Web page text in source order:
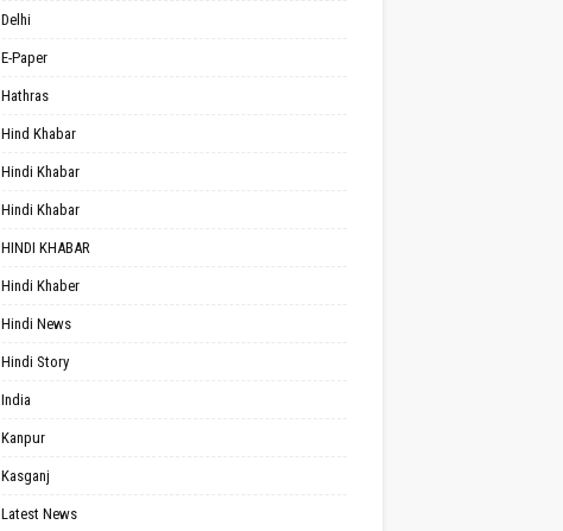
Delhi
E-Paper
Hathras
Hind Khabar
Hindi Khabar
Hindi Khabar
HINDI KHABAR
Hindi Khaber
Hindi News
Hindi Story
India
Kanpur
Kasganj
Latest News